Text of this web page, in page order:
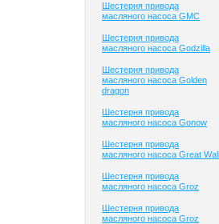
Шестерня привода
масляного насоса GMC
Шестерня привода
масляного насоса Godzilla
Шестерня привода
масляного насоса Golden
dragon
Шестерня привода
масляного насоса Gonow
Шестерня привода
масляного насоса Great Wall
Шестерня привода
масляного насоса Groz
Шестерня привода
масляного насоса Groz